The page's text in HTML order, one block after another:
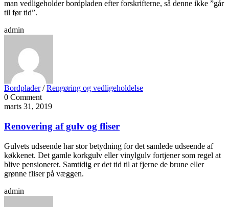
man vedligeholder bordpladen efter forskrifterne, så denne ikke ”går
til før tid”.
admin
Bordplader/Rengøring og vedligeholdelse
0 Comment
marts 31, 2019
Renovering af gulv og fliser
Gulvets udseende har stor betydning for det samlede udseende af
køkkenet. Det gamle korkgulv eller vinylgulv fortjener som regel at
blive pensioneret. Samtidig er det tid til at fjerne de brune eller
grønne fliser på væggen.
admin